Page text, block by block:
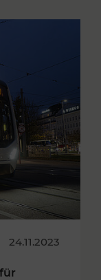
24.11.2023